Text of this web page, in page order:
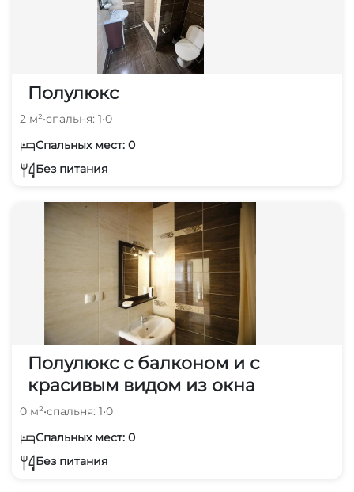
Полулюкс
2 м²•спальня: 1•0
Спальных мест: 0
Без питания
Полулюкс с балконом и с
красивым видом из окна
0 м²•спальня: 1•0
Спальных мест: 0
Без питания